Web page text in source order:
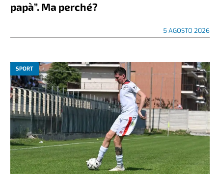
papà”. Ma perché?
5 AGOSTO 2026
SPORT